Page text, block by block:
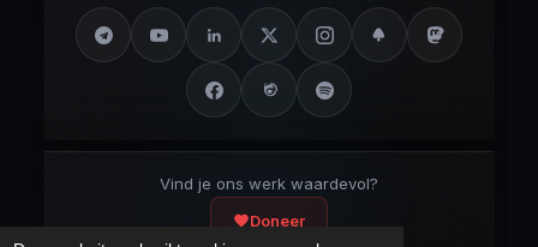
Vind je ons werk waardevol?
Doneer